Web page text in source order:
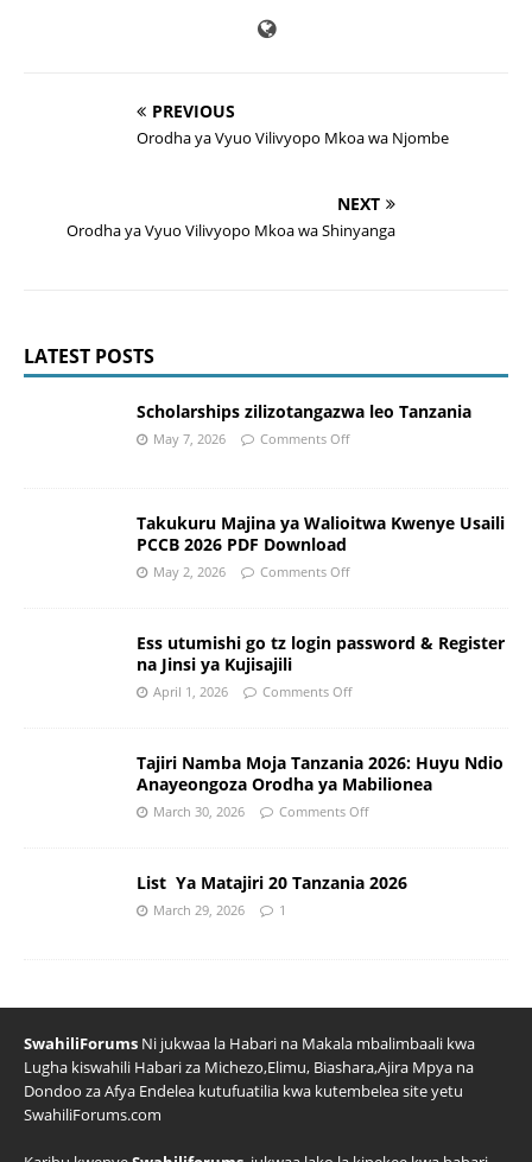
PREVIOUS
Orodha ya Vyuo Vilivyopo Mkoa wa Njombe
NEXT
Orodha ya Vyuo Vilivyopo Mkoa wa Shinyanga
LATEST POSTS
Scholarships zilizotangazwa leo Tanzania
May 7, 2026 Comments Off
Takukuru Majina ya Walioitwa Kwenye Usaili
PCCB 2026 PDF Download
May 2, 2026 Comments Off
Ess utumishi go tz login password & Register
na Jinsi ya Kujisajili
April 1, 2026 Comments Off
Tajiri Namba Moja Tanzania 2026: Huyu Ndio
Anayeongoza Orodha ya Mabilionea
March 30, 2026 Comments Off
List Ya Matajiri 20 Tanzania 2026
March 29, 2026 1
SwahiliForums Ni jukwaa la Habari na Makala mbalimbaali kwa
Lugha kiswahili Habari za Michezo,Elimu, Biashara,Ajira Mpya na
Dondoo za Afya Endelea kutufuatilia kwa kutembelea site yetu
SwahiliForums.com